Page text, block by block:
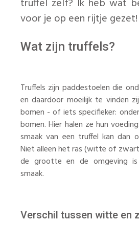
truffel zelf? Ik heb wat
voor je op een rijtje gezet!
Wat zijn truffels?
Truffels zijn paddestoelen die
en daardoor moeilijk te vinden
bomen - of iets specifieker:
bomen. Hier halen ze hun
smaak van een truffel kan dan
Niet alleen het ras (witte of
de grootte en de omgeving
smaak.
Verschil tussen witte en